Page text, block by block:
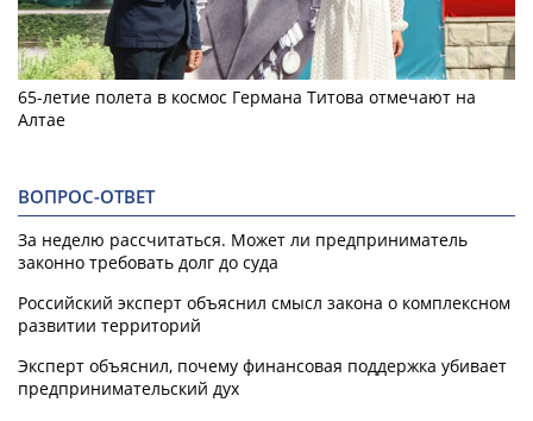
65-летие полета в космос Германа Титова отмечают на
Алтае
ВОПРОС-ОТВЕТ
За неделю рассчитаться. Может ли предприниматель
законно требовать долг до суда
Российский эксперт объяснил смысл закона о комплексном
развитии территорий
Эксперт объяснил, почему финансовая поддержка убивает
предпринимательский дух